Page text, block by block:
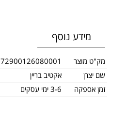
מידע נוסף
מק"ט מוצר
72900126080001
שם יצרן
אקטיב בריין
זמן אספקה
3-6 ימי עסקים